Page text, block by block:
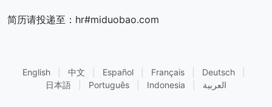
简历请投递至：hr#miduobao.com
English 中文 Español Français Deutsch
日本語
Português Indonesia العربية